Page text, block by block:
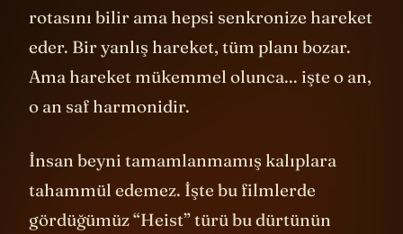
bulmacaya çevirir. Her sürücü kendi
rotasını bilir ama hepsi senkronize hareket
eder. Bir yanlış hareket, tüm planı bozar.
Ama hareket mükemmel olunca... işte o an,
İnsan beyni tamamlanmamış kalıplara
tahammül edemez. İşte bu filmlerde